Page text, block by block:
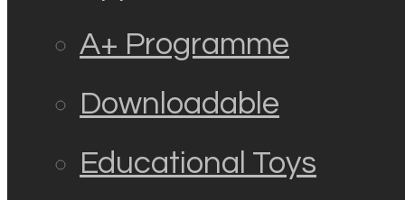
A+ Programme
Downloadable
Educational Toys